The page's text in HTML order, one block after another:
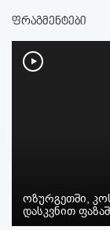
ფრაგმენტები
ოზურგეთში,
დასკვნით